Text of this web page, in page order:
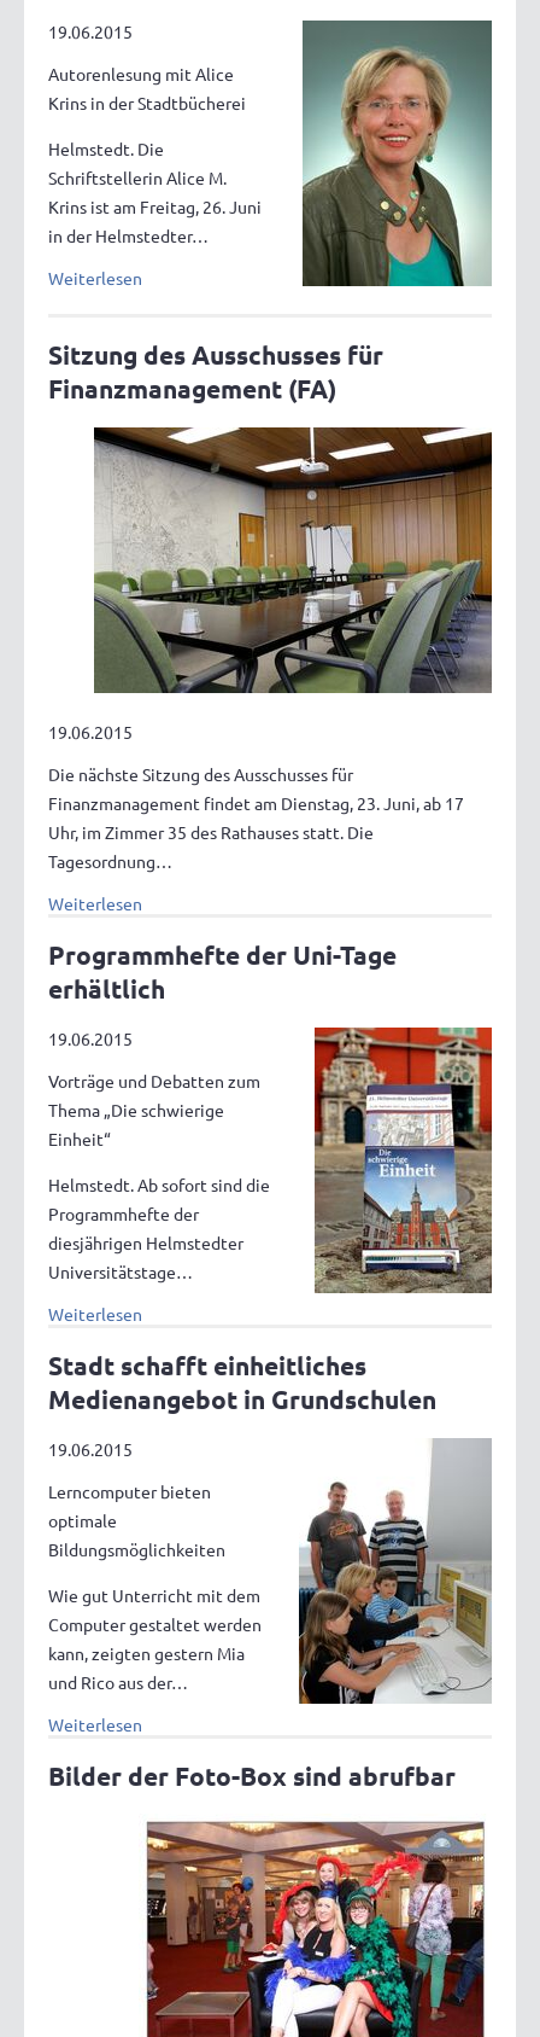
19.06.2015
Autorenlesung mit Alice
Krins in der Stadtbücherei
Helmstedt. Die
Schriftstellerin Alice M.
Krins ist am Freitag, 26. Juni
in der Helmstedter…
Weiterlesen
Sitzung des Ausschusses für
Finanzmanagement (FA)
19.06.2015
Die nächste Sitzung des Ausschusses für
Finanzmanagement findet am Dienstag, 23. Juni, ab 17
Uhr, im Zimmer 35 des Rathauses statt. Die
Tagesordnung…
Weiterlesen
Programmhefte der Uni-Tage
erhältlich
19.06.2015
Vorträge und Debatten zum
Thema „Die schwierige
Einheit“
Helmstedt. Ab sofort sind die
Programmhefte der
diesjährigen Helmstedter
Universitätstage…
Weiterlesen
Stadt schafft einheitliches
Medienangebot in Grundschulen
19.06.2015
Lerncomputer bieten
optimale
Bildungsmöglichkeiten
Wie gut Unterricht mit dem
Computer gestaltet werden
kann, zeigten gestern Mia
und Rico aus der…
Weiterlesen
Bilder der Foto-Box sind abrufbar